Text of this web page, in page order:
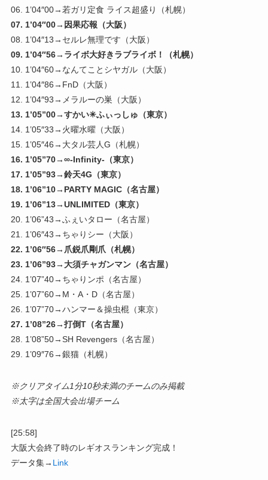
06. 1’04″00→若ガリ定食 ライス超盛り（札幌）
07. 1’04″00→因果応報（大阪）
08. 1’04″13→セルレ無理です（大阪）
09. 1’04″56→ライボ大好きラブライボ！（札幌）
10. 1’04″60→なんてことシヤガル（大阪）
11. 1’04″86→FnD（大阪）
12. 1’04″93→メラルーの巣（大阪）
13. 1’05”00→すかい✳︎ふぃっしゅ（東京）
14. 1’05″33→火曜水曜（大阪）
15. 1’05″46→大タル芸人G（札幌）
16. 1’05”70→∞-Infinity-（東京）
17. 1’05”93→鈴天4G（東京）
18. 1’06”10→PARTY MAGIC（名古屋）
19. 1’06”13→UNLIMITED（東京）
20. 1’06”43→ふぇいタロー（名古屋）
21. 1’06″43→ちゃりシー（大阪）
22. 1’06″56→爪鋭爪剛爪（札幌）
23. 1’06”93→大須チャガンマン（名古屋）
24. 1’07”40→ちゃりンポ（名古屋）
25. 1’07”60→M・A・D（名古屋）
26. 1’07”70→ハンマー＆操虫棍（東京）
27. 1’08”26→打倒T（名古屋）
28. 1’08”50→SH Revengers（名古屋）
29. 1’09″76→銀猫（札幌）
※クリアタイム1分10秒未満のチームのみ掲載
※太字は全国大会出場チーム
[25:58]
大阪大会終了時のレギオスランキング完成！
データ集→ Link